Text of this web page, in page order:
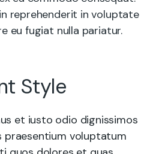
reprehenderit in voluptate
eu fugiat nulla pariatur.
Style
et iusto odio dignissimos
praesentium voluptatum